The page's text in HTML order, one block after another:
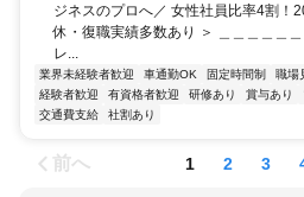
ジネスのプロへ／ 女性社員比率4割！
休・復職実績多数あり ＞ ＿＿＿＿＿
レ...
業界未経験者歓迎 車通勤OK 固定時間制 職場
経験者歓迎
有資格者歓迎 研修あり 賞与あり
交通費支給
社割あり
前へ 1 2 3